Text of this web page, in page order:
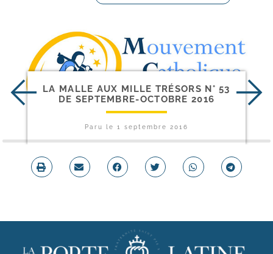
LA MALLE AUX MILLE TRÉSORS N° 53
DE SEPTEMBRE-​OCTOBRE 2016
Paru le 1 septembre 2016